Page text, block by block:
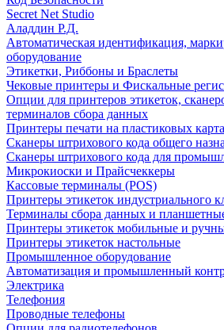
Secret Net Studio
Аладдин Р.Д.
Автоматическая идентификация,
оборудование
Этикетки, Риббоны и Браслеты
Чековые принтеры и Фискальные
Опции для принтеров этикеток,
терминалов сбора данных
Принтеры печати на пластиковых
Сканеры штрихового кода общего
Сканеры штрихового кода для
Микрокиоски и Прайсчеккеры
Кассовые терминалы (POS)
Принтеры этикеток индустриального
Терминалы сбора данных и
Принтеры этикеток мобильные и
Принтеры этикеток настольные
Промышленное оборудование
Автоматизация и промышленный
Электрика
Телефония
Проводные телефоны